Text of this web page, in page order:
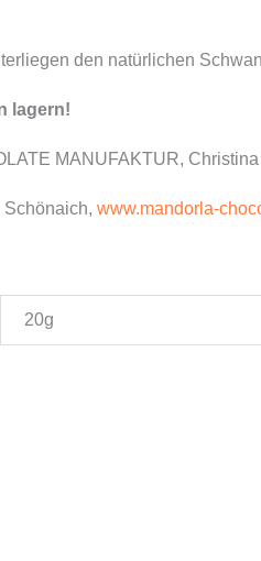
den natürlichen
lagern!
MANUFAKTUR,
Schönaich, www.mandorla-
20g